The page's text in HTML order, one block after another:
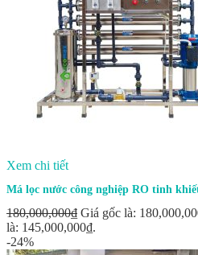
Xem chi tiết
Má lọc nước công nghiệp RO tinh
180,000,000₫ Giá gốc là:
là: 145,000,000₫.
-24%